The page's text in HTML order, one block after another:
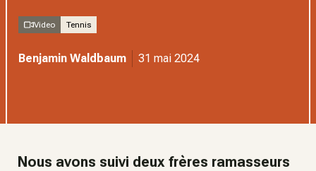
Video Tennis
Benjamin Waldbaum 31 mai 2024
Nous avons suivi deux frères ramasseurs